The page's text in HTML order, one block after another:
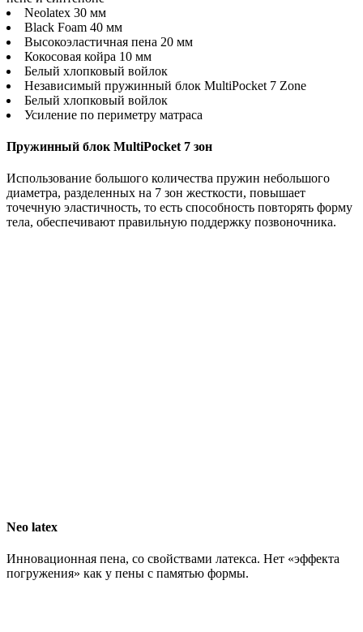
Neolatex 30 мм
Black Foam 40 мм
Высокоэластичная пена 20 мм
Кокосовая койра 10 мм
Белый хлопковый войлок
Независимый пружинный блок MultiPocket 7 Zone
Белый хлопковый войлок
Усиление по периметру матраса
Пружинный блок MultiPocket 7 зон
Использование большого количества пружин небольшого
диаметра, разделенных на 7 зон жесткости, повышает
точечную эластичность, то есть способность повторять форму
тела, обеспечивают правильную поддержку позвоночника.
Neo latex
Инновационная пена, со свойствами латекса. Нет «эффекта
погружения» как у пены с памятью формы.